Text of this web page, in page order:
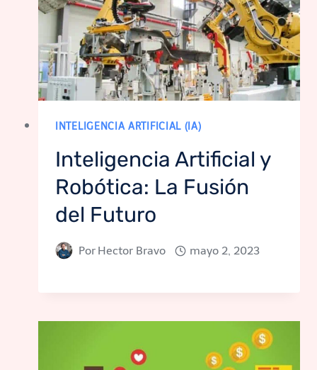
INTELIGENCIA ARTIFICIAL (IA)
Inteligencia Artificial y
Robótica: La Fusión
del Futuro
Por Hector Bravo mayo 2, 2023